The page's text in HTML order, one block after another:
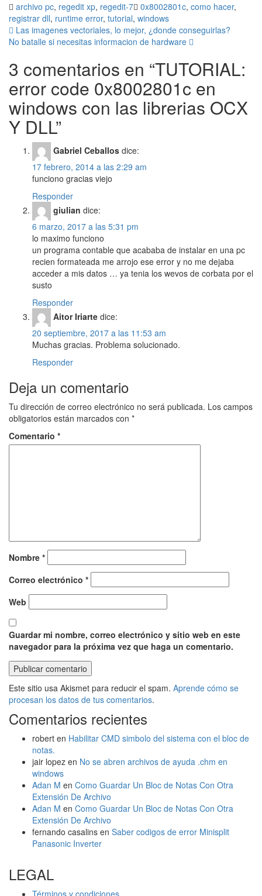
archivo pc, regedit xp, regedit-7 0x8002801c, como hacer,
registrar dll, runtime error, tutorial, windows
Navegación
de
entradas
Las imagenes vectoriales, lo mejor, ¿donde conseguirlas?
No batalle si necesitas informacion de hardware
3 comentarios en “TUTORIAL:
error code 0x8002801c en
windows con las librerias OCX
Y DLL”
Gabriel Ceballos dice:
17 febrero, 2014 a las 2:29 am
funciono gracias viejo
Responder
giulian dice:
6 marzo, 2017 a las 5:31 pm
lo maximo funciono
un programa contable que acababa de instalar en una pc
recien formateada me arrojo ese error y no me dejaba
acceder a mis datos … ya tenia los wevos de corbata por el
susto
Responder
Aitor Iriarte dice:
20 septiembre, 2017 a las 11:53 am
Muchas gracias. Problema solucionado.
Responder
Deja un comentario
Tu dirección de correo electrónico no será publicada. Los campos
obligatorios están marcados con *
Comentario *
Nombre *
Correo electrónico *
Web
Guardar mi nombre, correo electrónico y sitio web en este
navegador para la próxima vez que haga un comentario.
Este sitio usa Akismet para reducir el spam. Aprende cómo se
procesan los datos de tus comentarios.
Comentarios recientes
robert en Habilitar CMD simbolo del sistema con el bloc de
notas.
jair lopez en No se abren archivos de ayuda .chm en
windows
Adan M en Como Guardar Un Bloc de Notas Con Otra
Extensión De Archivo
Adan M en Como Guardar Un Bloc de Notas Con Otra
Extensión De Archivo
fernando casalins en Saber codigos de error Minisplit
Panasonic Inverter
LEGAL